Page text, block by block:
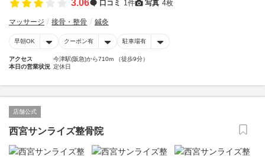
3.06 口コミ 1件 写真 4枚
マッサージ 接骨・整骨 鍼灸
早朝OK クーポン有 駐車場有
アクセス
今津駅(阪急)から710m （徒歩9分）
本日の営業状況 定休日
店舗公式
西宮サンライズ整骨院